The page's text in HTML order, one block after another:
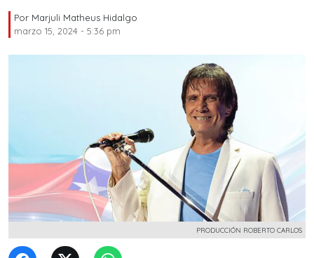
Por Marjuli Matheus Hidalgo
marzo 15, 2024 - 5:36 pm
PRODUCCIÓN ROBERTO CARLOS